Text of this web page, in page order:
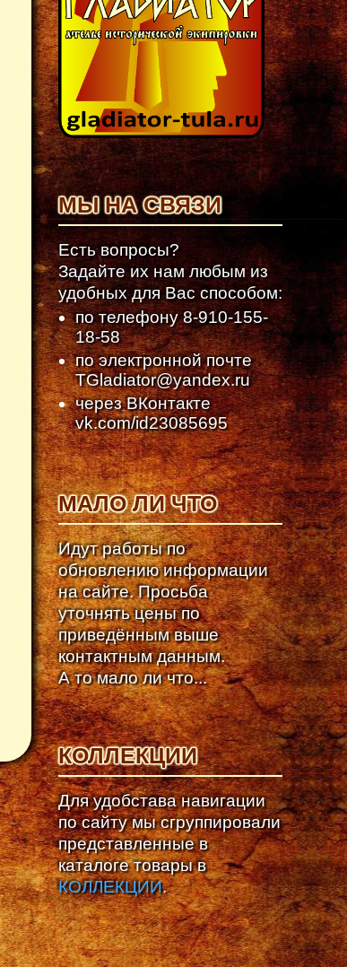
МЫ НА СВЯЗИ
Есть вопросы?
Задайте их нам любым из
удобных для Вас способом:
по телефону8-910-155-
18-58
по электронной почте
TGladiator@yandex.ru
через ВКонтакте
vk.com/id23085695
МАЛО ЛИ ЧТО
Идут работы по
обновлению информации
на сайте. Просьба
уточнять цены по
приведённым выше
контактным данным.
А то мало ли что...
КОЛЛЕКЦИИ
Для удобстава навигации
по сайту мы сгруппировали
представленные в
каталоге товары в
КОЛЛЕКЦИИ.